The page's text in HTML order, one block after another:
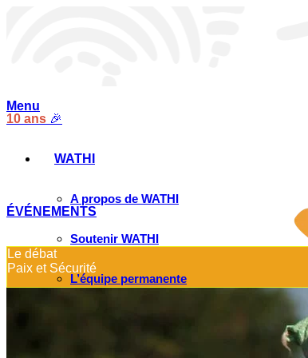
10 ans 🎉
ÉVÉNEMENTS
Menu
WATHI
A propos de WATHI
Soutenir WATHI
L’équipe permanente
Le débat
Paix et Sécurité